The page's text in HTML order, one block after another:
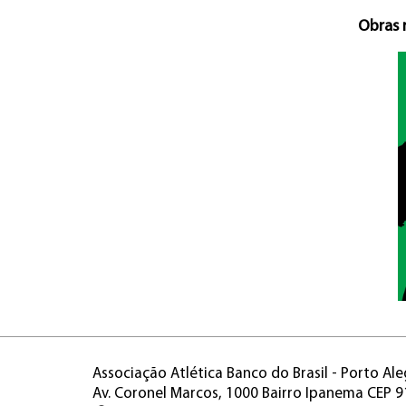
Obras
Associação Atlética Banco do Brasil - Porto
Av. Coronel Marcos, 1000 Bairro Ipanema CEP